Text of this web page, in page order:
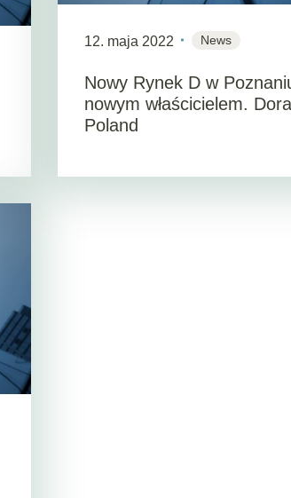
12. maja 2022 News
Nowy Rynek D w
nowym właścicielem.
Poland